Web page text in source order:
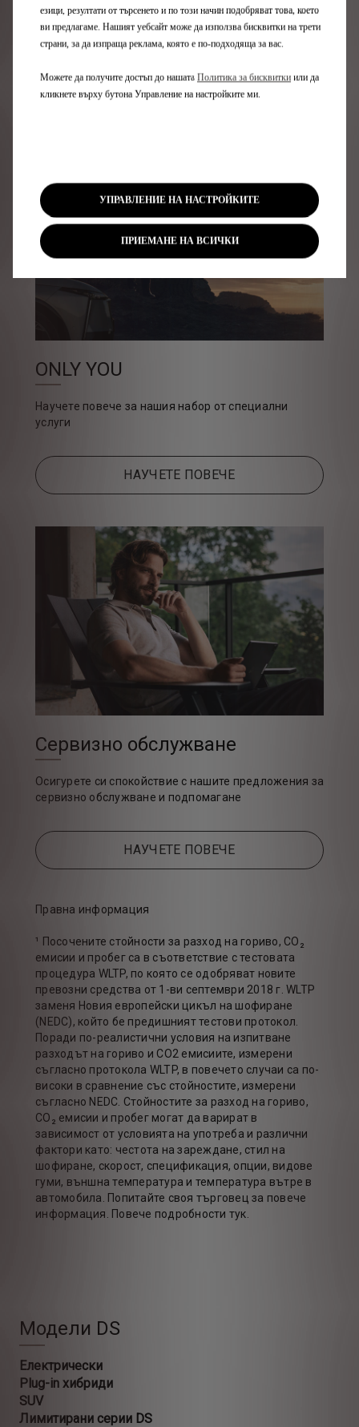
СПЕЦИАЛНИ
УСЛУГИ
ONLY YOU
Научете повече за нашия набор от специални
услуги
НАУЧЕТЕ ПОВЕЧЕ
Сервизно обслужване
Осигурете си спокойствие с нашите предложения за
сервизно обслужване и подпомагане
НАУЧЕТЕ ПОВЕЧЕ
Правна информация
¹ Посочените стойности за разход на гориво, CO₂
емисии и пробег са в съответствие с тестовата
процедура WLTP, по която се одобряват новите
превозни средства от 1-ви септември 2018 г. WLTP
заменя Новия европейски цикъл на шофиране
(NEDC), който бе предишният тестови протокол.
Поради по-реалистични условия на изпитване
разходът на гориво и CO2 емисиите, измерени
съгласно протокола WLTP, в повечето случаи са по-
високи в сравнение със стойностите, измерени
съгласно NEDC. Стойностите за разход на гориво,
CO₂ емисии и пробег могат да варират в
зависимост от условията на употреба и различни
фактори като: честота на зареждане, стил на
шофиране, скорост, спецификация, опции, видове
гуми, външна температура и температура вътре в
автомобила. Попитайте своя търговец за повече
информация. Повече подробности тук.
Модели DS
Електрически
Plug-in хибриди
SUV
Лимитирани серии DS
езици, резултати от търсенето и по този начин подобряват това, което
ви предлагаме. Нашият уебсайт може да използва бисквитки на трети
страни, за да изпраща реклама, която е по-подходяща за вас.
Можете да получите достъп до нашата Политика за бисквитки или да
кликнете върху бутона Управление на настройките ми.
УПРАВЛЕНИЕ НА НАСТРОЙКИТЕ
ПРИЕМАНЕ НА ВСИЧКИ